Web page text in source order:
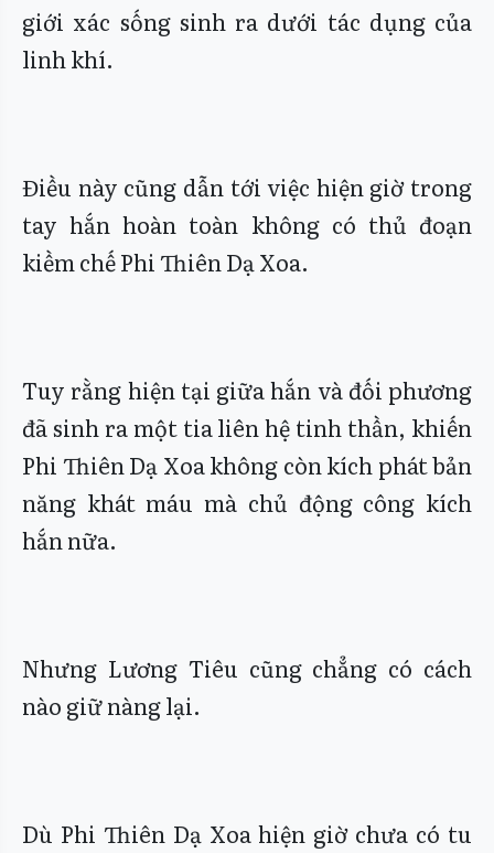
giới xác sống sinh ra dưới tác dụng của
linh khí.
Điều này cũng dẫn tới việc hiện giờ trong
tay hắn hoàn toàn không có thủ đoạn
kiềm chế Phi Thiên Dạ Xoa.
Tuy rằng hiện tại giữa hắn và đối phương
đã sinh ra một tia liên hệ tinh thần, khiến
Phi Thiên Dạ Xoa không còn kích phát bản
năng khát máu mà chủ động công kích
hắn nữa.
Nhưng Lương Tiêu cũng chẳng có cách
nào giữ nàng lại.
Dù Phi Thiên Dạ Xoa hiện giờ chưa có tu